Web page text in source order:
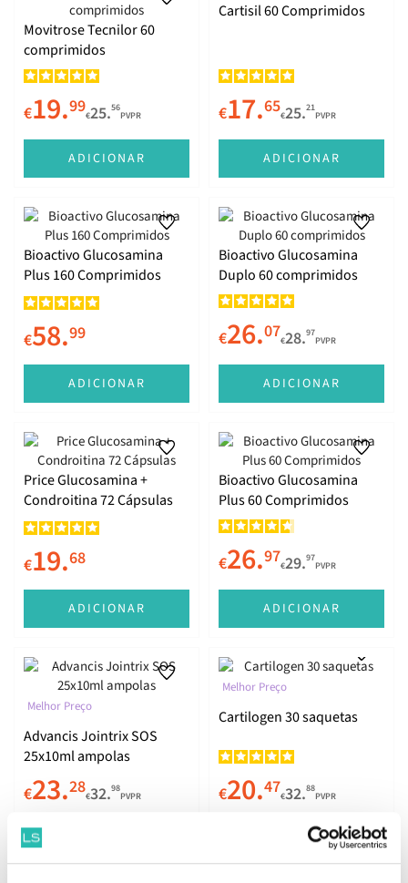
Movitrose Tecnilor 60
comprimidos
€19.99€25.56
PVPR
ADICIONAR
Cartisil 60 Comprimidos
€17.65€25.21
PVPR
ADICIONAR
Bioactivo Glucosamina
Plus 160 Comprimidos
€58.99
ADICIONAR
Bioactivo Glucosamina
Duplo 60 comprimidos
€26.07€28.97
PVPR
ADICIONAR
Price Glucosamina +
Condroitina 72 Cápsulas
€19.68
ADICIONAR
Bioactivo Glucosamina
Plus 60 Comprimidos
€26.97€29.97
PVPR
ADICIONAR
Melhor Preço
Advancis Jointrix SOS
25x10ml ampolas
€23.28€32.98
PVPR
Melhor Preço
Cartilogen 30 saquetas
€20.47€32.88
PVPR
ADICIONAR